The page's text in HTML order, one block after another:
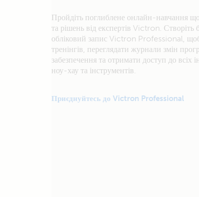
Пройдіть поглиблене онлайн-навчання
та рішень від експертів Victron. Створіть
обліковий запис Victron Professional,
тренінгів, переглядати журнали змін
забезпечення та отримати доступ до всіх
ноу-хау та інструментів.
Приєднуйтесь до Victron Professional